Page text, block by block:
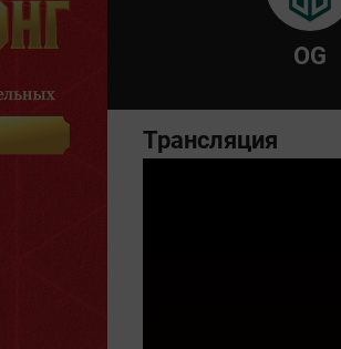
OG
Трансляция